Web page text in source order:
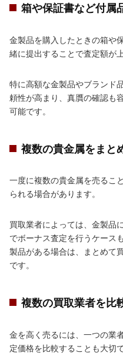
箱や保証書など付属
金製品を購入したときの箱や
緒に提出することで査定額が
特に高額な金製品やブランド
頼性が高まり、真贋の確認も
可能です。
複数の貴金属をまと
一度に複数の貴金属を売るこ
られる場合があります。
買取業者によっては、金製品
でボーナス査定を行うケース
製品がある場合は、まとめて
です。
複数の買取業者を比
金を高く売るには、一つの業
定価格を比較することも大切で